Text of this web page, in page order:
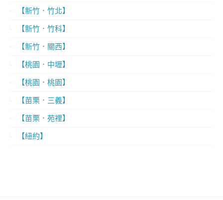
【新竹．竹北】
【新竹．竹科】
【新竹．關西】
【桃園．中壢】
【桃園．桃園】
【苗栗．三義】
【苗栗．苑裡】
【紐約】